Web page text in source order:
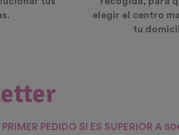
elegir el centro
tu
PEDIDO SI ES SUPERIOR A